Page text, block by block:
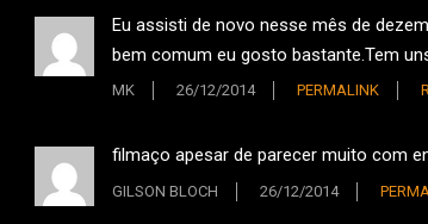
Eu assisti de novo nesse mês de
bem comum eu gosto bastante.Tem
MK 26/12/2014 PERMALINK
filmaço apesar de parecer muito com
GILSON BLOCH 26/12/2014